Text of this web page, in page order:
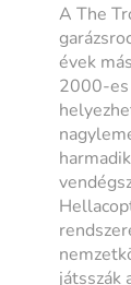
A The
évek
2000-es
játsszák